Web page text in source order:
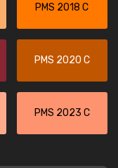
PMS 2018 C
PMS 2020 C
PMS 2023 C